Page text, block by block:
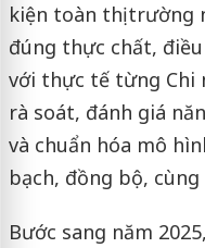
kiện toàn thị trường
đúng thực chất,
với thực tế từng Chi
rà soát, đánh giá
và chuẩn hóa mô
bạch, đồng bộ,
Bước sang năm